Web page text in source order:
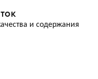
и содержания